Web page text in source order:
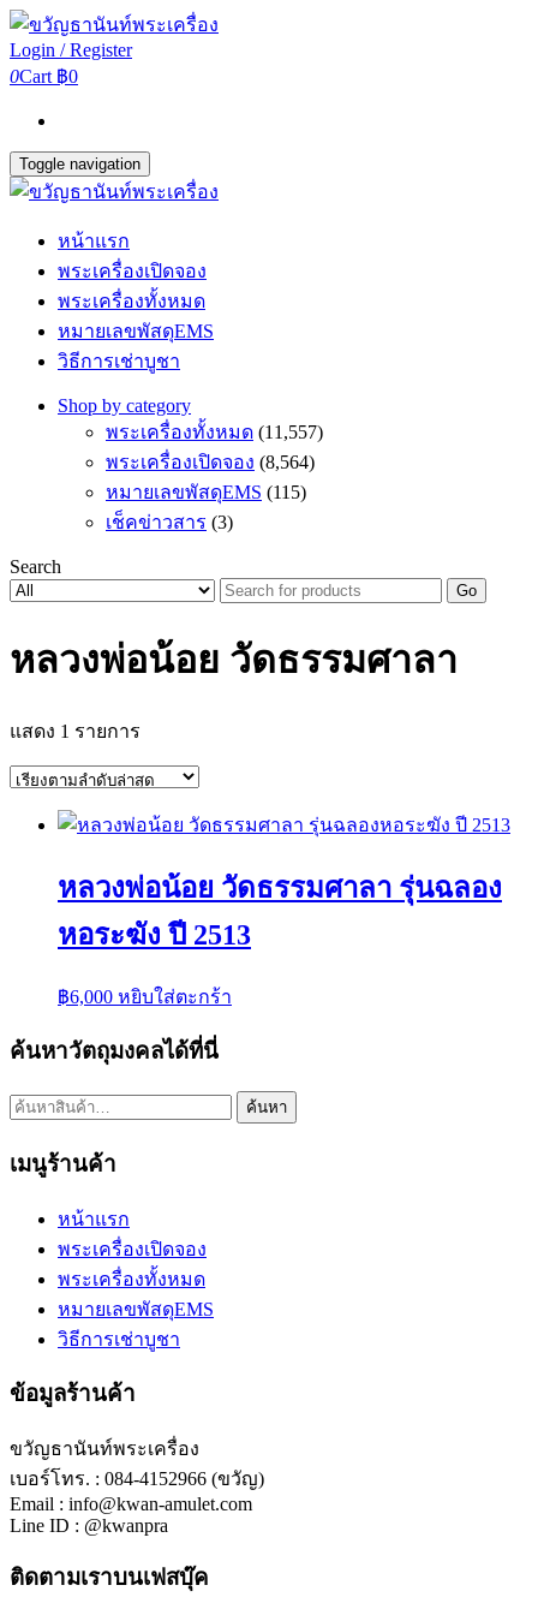
Login / Register
0Cart ฿0
Toggle navigation
หน้าแรก
พระเครื่องเปิดจอง
พระเครื่องทั้งหมด
หมายเลขพัสดุEMS
วิธีการเช่าบูชา
Shop by category
พระเครื่องทั้งหมด (11,557)
พระเครื่องเปิดจอง (8,564)
หมายเลขพัสดุEMS (115)
เช็คข่าวสาร (3)
Search
Go
หลวงพ่อน้อย วัดธรรมศาลา
แสดง 1 รายการ
หลวงพ่อน้อย วัดธรรมศาลา รุ่นฉลอง
หอระฆัง ปี 2513
฿6,000 หยิบใส่ตะกร้า
ค้นหาวัตถุมงคลได้ที่นี่
ค้นหา: ค้นหา
เมนูร้านค้า
หน้าแรก
พระเครื่องเปิดจอง
พระเครื่องทั้งหมด
หมายเลขพัสดุEMS
วิธีการเช่าบูชา
ข้อมูลร้านค้า
ขวัญธานันท์พระเครื่อง
เบอร์โทร. : 084-4152966 (ขวัญ)
Email : info@kwan-amulet.com
Line ID : @kwanpra
ติดตามเราบนเฟสบุ๊ค